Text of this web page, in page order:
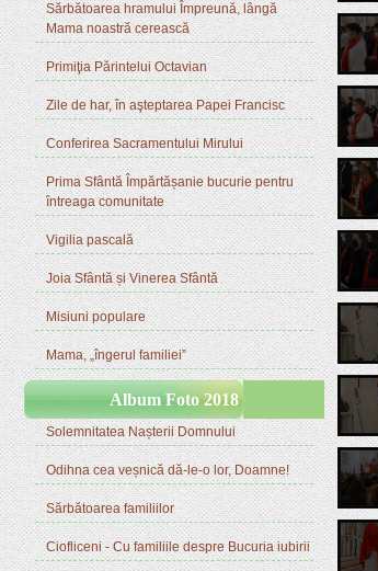
Sărbătoarea hramului Împreună, lângă
Mama noastră cerească
Primiţia Părintelui Octavian
Zile de har, în aşteptarea Papei Francisc
Conferirea Sacramentului Mirului
Prima Sfântă Împărtășanie bucurie pentru
întreaga comunitate
Vigilia pascală
Joia Sfântă și Vinerea Sfântă
Misiuni populare
Mama, „îngerul familiei”
Album Foto 2018
Solemnitatea Nașterii Domnului
Odihna cea veșnică dă-le-o lor, Doamne!
Sărbătoarea familiilor
Ciofliceni - Cu familiile despre Bucuria iubirii